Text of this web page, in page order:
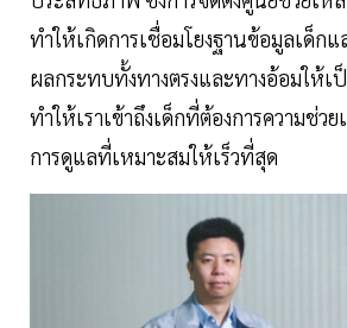
ทำให้เกิดการเชื่อมโยงฐานข้อมูลเด็ก
ผลกระทบทั้งทางตรงและทางอ้อมให้เ
ทำให้เราเข้าถึงเด็กที่ต้องการความช่ว
การดูแลที่เหมาะสมให้เร็วที่สุด